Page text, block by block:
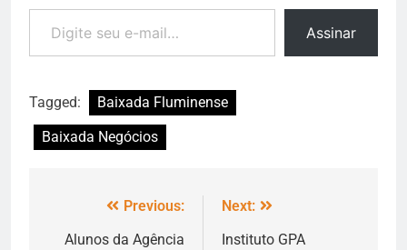
Assinar
Tagged:
Baixada Fluminense
Baixada Negócios
Previous:
Alunos da Agência
Next:
Instituto GPA